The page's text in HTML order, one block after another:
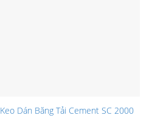
Keo Dán Băng Tải Cement SC 2000